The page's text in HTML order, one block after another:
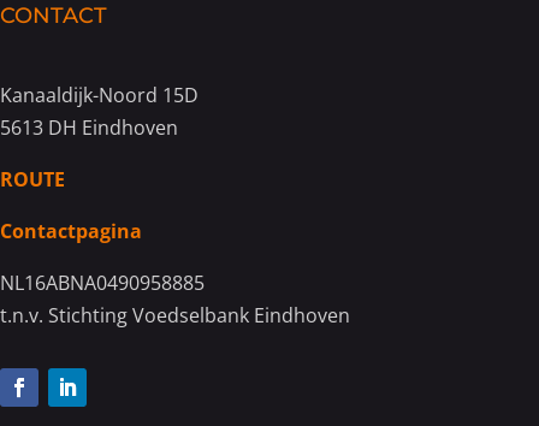
CONTACT
Kanaaldijk-Noord 15D
5613 DH Eindhoven
ROUTE
Contactpagina
NL16ABNA0490958885
t.n.v. Stichting Voedselbank Eindhoven